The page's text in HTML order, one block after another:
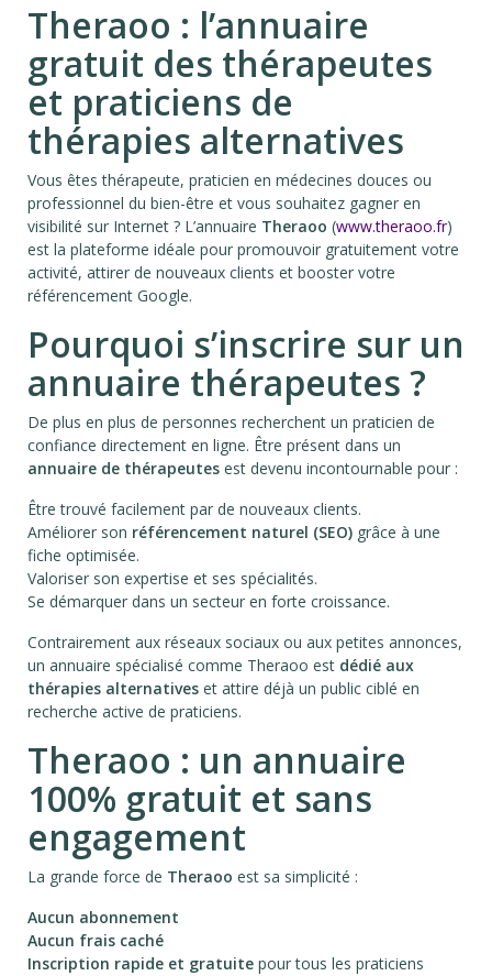
Theraoo : l’annuaire
gratuit des thérapeutes
et praticiens de
thérapies alternatives
Vous êtes thérapeute, praticien en médecines douces ou
professionnel du bien-être et vous souhaitez gagner en
visibilité sur Internet ? L’annuaire Theraoo (www.theraoo.fr)
est la plateforme idéale pour promouvoir gratuitement votre
activité, attirer de nouveaux clients et booster votre
référencement Google.
Pourquoi s’inscrire sur un
annuaire thérapeutes ?
De plus en plus de personnes recherchent un praticien de
confiance directement en ligne. Être présent dans un
annuaire de thérapeutes est devenu incontournable pour :
Être trouvé facilement par de nouveaux clients.
Améliorer son référencement naturel (SEO) grâce à une
fiche optimisée.
Valoriser son expertise et ses spécialités.
Se démarquer dans un secteur en forte croissance.
Contrairement aux réseaux sociaux ou aux petites annonces,
un annuaire spécialisé comme Theraoo est dédié aux
thérapies alternatives et attire déjà un public ciblé en
recherche active de praticiens.
Theraoo : un annuaire
100% gratuit et sans
engagement
La grande force de Theraoo est sa simplicité :
Aucun abonnement
Aucun frais caché
Inscription rapide et gratuite pour tous les praticiens